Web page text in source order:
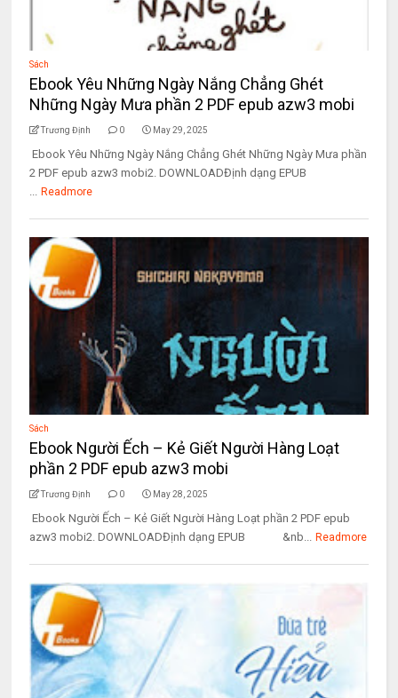
Sách
Ebook Yêu Những Ngày Nắng Chẳng Ghét
Những Ngày Mưa phần 2 PDF epub azw3 mobi
Trương Định 0 May 29, 2025
Ebook Yêu Những Ngày Nắng Chẳng Ghét Những Ngày Mưa phần
2 PDF epub azw3 mobi2. DOWNLOADĐịnh dạng EPUB
... Readmore
Sách
Ebook Người Ếch – Kẻ Giết Người Hàng Loạt
phần 2 PDF epub azw3 mobi
Trương Định 0 May 28, 2025
Ebook Người Ếch – Kẻ Giết Người Hàng Loạt phần 2 PDF epub
azw3 mobi2. DOWNLOADĐịnh dạng EPUB &nb... Readmore